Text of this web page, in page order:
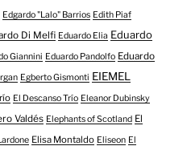
Edgardo "Lalo" Barrios Edith Piaf
Di Melfi Eduardo Elia Eduardo
Giannini Eduardo Pandolfo Eduardo
Egberto Gismonti EIEMEL
El Descanso Trío Eleanor Dubinsky
Valdés Elephants of Scotland El
Elisa Montaldo Eliseon El